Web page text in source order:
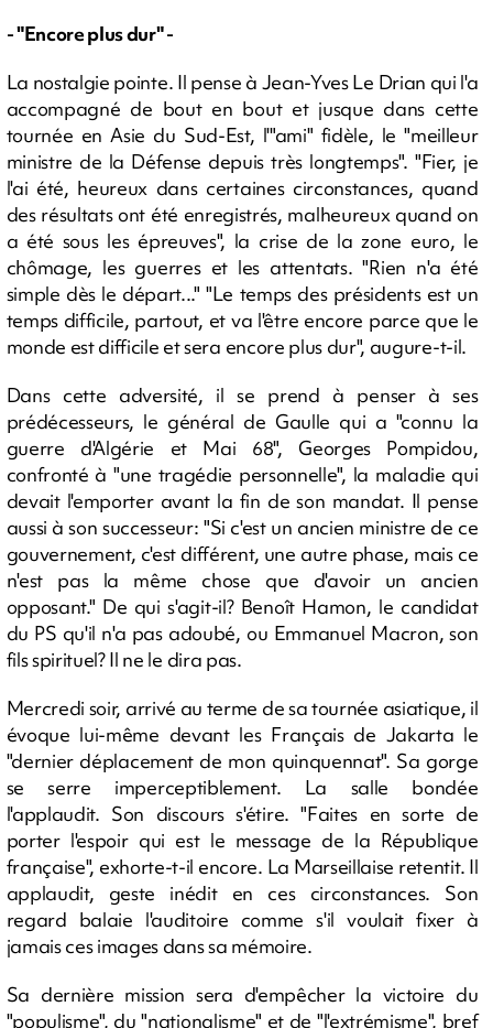
- "Encore plus dur" -
La nostalgie pointe. Il pense à Jean-Yves Le Drian qui l'a
accompagné de bout en bout et jusque dans cette
tournée en Asie du Sud-Est, l'"ami" fidèle, le "meilleur
ministre de la Défense depuis très longtemps". "Fier, je
l'ai été, heureux dans certaines circonstances, quand
des résultats ont été enregistrés, malheureux quand on
a été sous les épreuves", la crise de la zone euro, le
chômage, les guerres et les attentats. "Rien n'a été
simple dès le départ..." "Le temps des présidents est un
temps difficile, partout, et va l'être encore parce que le
monde est difficile et sera encore plus dur", augure-t-il.
Dans cette adversité, il se prend à penser à ses
prédécesseurs, le général de Gaulle qui a "connu la
guerre d'Algérie et Mai 68", Georges Pompidou,
confronté à "une tragédie personnelle", la maladie qui
devait l'emporter avant la fin de son mandat. Il pense
aussi à son successeur: "Si c'est un ancien ministre de ce
gouvernement, c'est différent, une autre phase, mais ce
n'est pas la même chose que d'avoir un ancien
opposant." De qui s'agit-il? Benoît Hamon, le candidat
du PS qu'il n'a pas adoubé, ou Emmanuel Macron, son
fils spirituel? Il ne le dira pas.
Mercredi soir, arrivé au terme de sa tournée asiatique, il
évoque lui-même devant les Français de Jakarta le
"dernier déplacement de mon quinquennat". Sa gorge
se serre imperceptiblement. La salle bondée
l'applaudit. Son discours s'étire. "Faites en sorte de
porter l'espoir qui est le message de la République
française", exhorte-t-il encore. La Marseillaise retentit. Il
applaudit, geste inédit en ces circonstances. Son
regard balaie l'auditoire comme s'il voulait fixer à
jamais ces images dans sa mémoire.
Sa dernière mission sera d'empêcher la victoire du
"populisme", du "nationalisme" et de "l'extrémisme", bref